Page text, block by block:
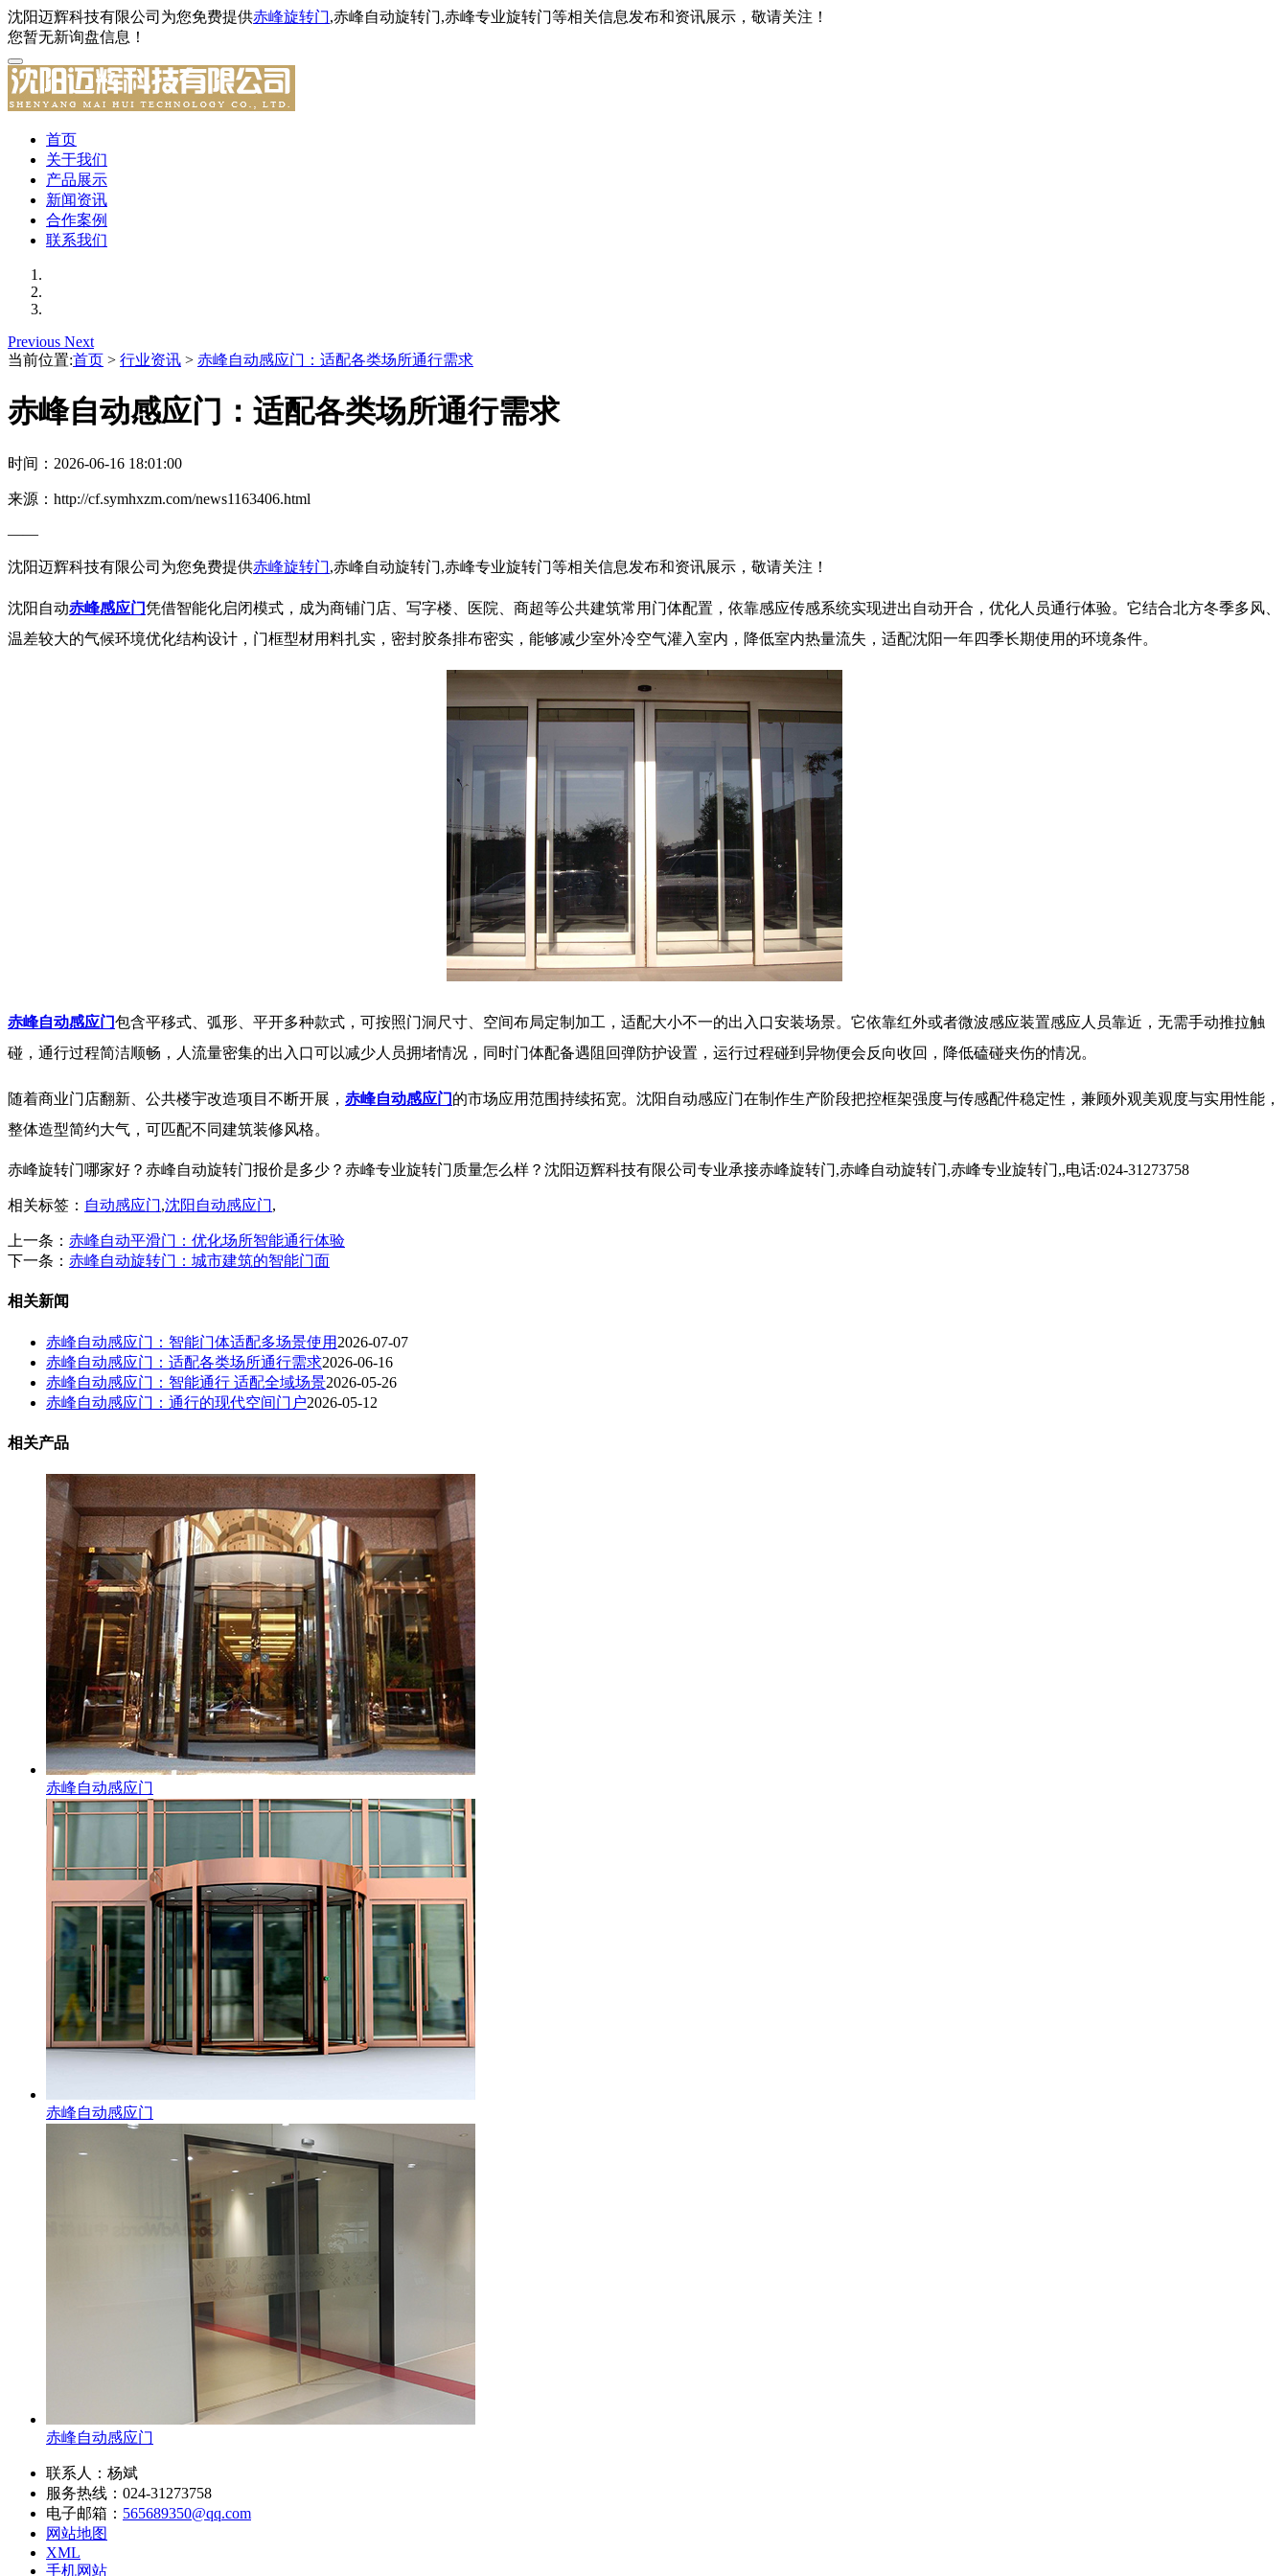
沈阳迈辉科技有限公司为您免费提供赤峰旋转门,赤峰自动旋转门,赤峰专业旋转门等相关信息发布和资讯展示，敬请关注！
您暂无新询盘信息！
首页
关于我们
产品展示
新闻资讯
合作案例
联系我们
Previous Next
当前位置:首页 > 行业资讯 > 赤峰自动感应门：适配各类场所通行需求
赤峰自动感应门：适配各类场所通行需求
时间：2026-06-16 18:01:00
来源：http://cf.symhxzm.com/news1163406.html
——
沈阳迈辉科技有限公司为您免费提供赤峰旋转门,赤峰自动旋转门,赤峰专业旋转门等相关信息发布和资讯展示，敬请关注！
沈阳自动赤峰感应门凭借智能化启闭模式，成为商铺门店、写字楼、医院、商超等公共建筑常用门体配置，依靠感应传感系统实现进出自动开合，优化人员通行体验。它结合北方冬季多风、
温差较大的气候环境优化结构设计，门框型材用料扎实，密封胶条排布密实，能够减少室外冷空气灌入室内，降低室内热量流失，适配沈阳一年四季长期使用的环境条件。
赤峰自动感应门包含平移式、弧形、平开多种款式，可按照门洞尺寸、空间布局定制加工，适配大小不一的出入口安装场景。它依靠红外或者微波感应装置感应人员靠近，无需手动推拉触
碰，通行过程简洁顺畅，人流量密集的出入口可以减少人员拥堵情况，同时门体配备遇阻回弹防护设置，运行过程碰到异物便会反向收回，降低磕碰夹伤的情况。
随着商业门店翻新、公共楼宇改造项目不断开展， 赤峰自动感应门 的市场应用范围持续拓宽。沈阳自动感应门在制作生产阶段把控框架强度与传感配件稳定性，兼顾外观美观度与实用性能，
整体造型简约大气，可匹配不同建筑装修风格。
赤峰旋转门哪家好？赤峰自动旋转门报价是多少？赤峰专业旋转门质量怎么样？沈阳迈辉科技有限公司专业承接赤峰旋转门,赤峰自动旋转门,赤峰专业旋转门,,电话:024-31273758
相关标签： 自动感应门,沈阳自动感应门,
上一条： 赤峰自动平滑门：优化场所智能通行体验
下一条： 赤峰自动旋转门：城市建筑的智能门面
相关新闻
赤峰自动感应门：智能门体适配多场景使用 2026-07-07
赤峰自动感应门：适配各类场所通行需求2026-06-16
赤峰自动感应门：智能通行 适配全域场景2026-05-26
赤峰自动感应门：通行的现代空间门户2026-05-12
相关产品
赤峰自动感应门
赤峰自动感应门
赤峰自动感应门
联系人：杨斌
服务热线：024-31273758
电子邮箱： 565689350@qq.com
网站地图
XML
手机网站